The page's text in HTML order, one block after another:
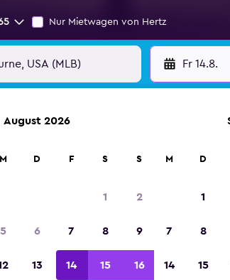
Nur Mietwagen von Hertz
Fr 14.8.
Sieger 2023
August 2026
M D F S S
1 2
5 6 7 8 9
13 14 15 16
M D
1
7 8
14 15